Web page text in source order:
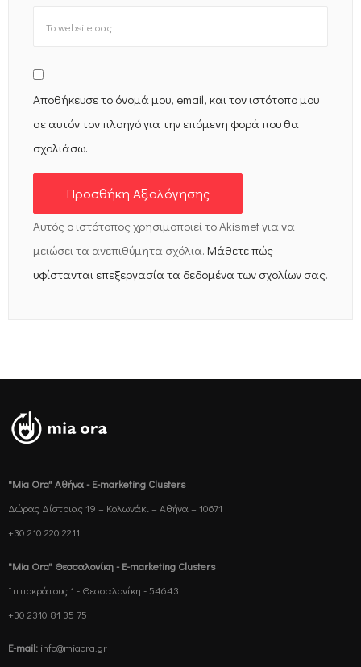
Αποθήκευσε το όνομά μου, email, και τον ιστότοπο μου
σε αυτόν τον πλοηγό για την επόμενη φορά που θα
σχολιάσω.
Αυτός ο ιστότοπος χρησιμοποιεί το Akismet για να
μειώσει τα ανεπιθύμητα σχόλια. Μάθετε πώς
υφίστανται επεξεργασία τα δεδομένα των σχολίων σας.
"Mia Ora" Αθήνα - E-marketing Clusters
Δώρας Δίστριας 19 – Κολωνάκι – Αθήνα – 10671
+30 210 220 2211
"Mia Ora" Θεσσαλονίκη - E-marketing Clusters
Ιπποκράτους 1 - Θεσσαλονίκη - 54643
+30 2310 81 35 75
E-mail: info@miaora.gr